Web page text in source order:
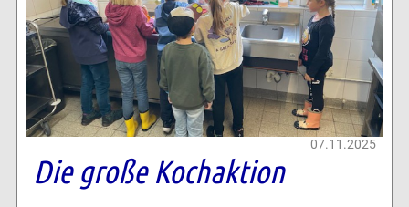
07.11.2025
Die große Kochaktion